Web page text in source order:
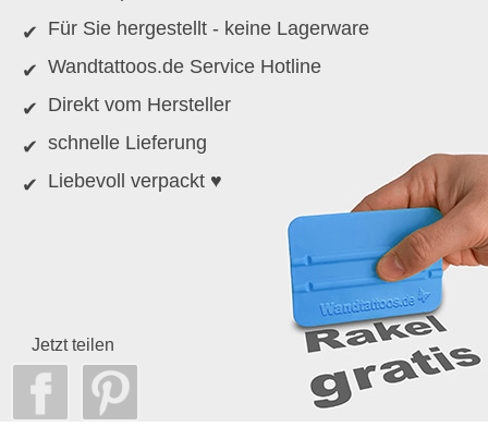
Für Sie hergestellt - keine Lagerware
Wandtattoos.de Service Hotline
Direkt vom Hersteller
schnelle Lieferung
Liebevoll verpackt ♥
Jetzt teilen